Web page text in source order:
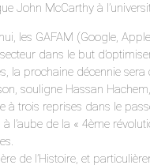
John McCarthy à
les GAFAM (Google,
dans le but
la prochaine décennie
souligne Hassan
à trois reprises dans le
l’aube de la « 4ème
de l’Histoire, et